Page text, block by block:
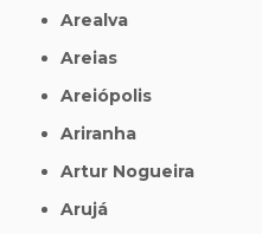
Arealva
Areias
Areiópolis
Ariranha
Artur Nogueira
Arujá